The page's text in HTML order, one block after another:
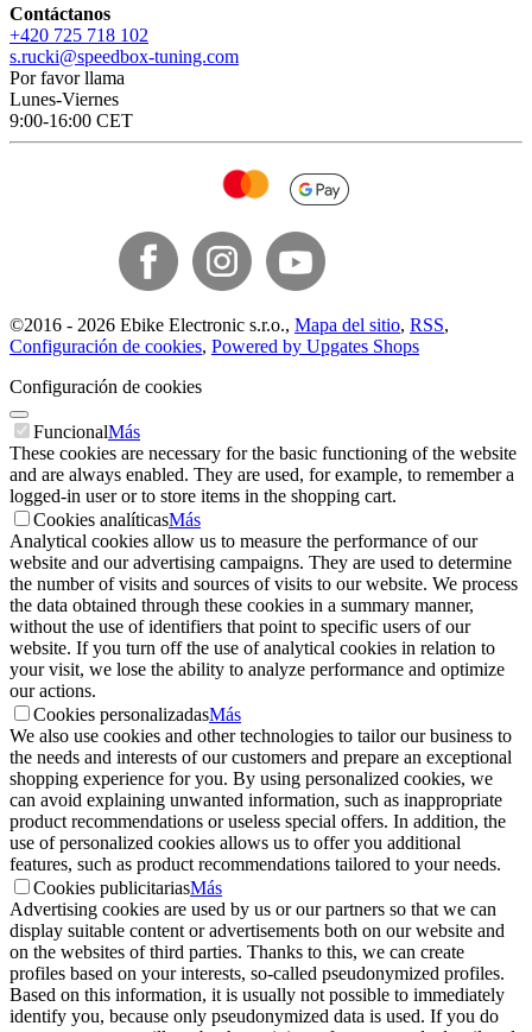
Contáctanos
+420 725 718 102
s.rucki@speedbox-tuning.com
Por favor llama
Lunes-Viernes
9:00-16:00 CET
©2016 - 2026 Ebike Electronic s.r.o., Mapa del sitio, RSS,
Configuración de cookies, Powered by Upgates Shops
Configuración de cookies
FuncionalMás
These cookies are necessary for the basic functioning of the website
and are always enabled. They are used, for example, to remember a
logged-in user or to store items in the shopping cart.
Cookies analíticasMás
Analytical cookies allow us to measure the performance of our
website and our advertising campaigns. They are used to determine
the number of visits and sources of visits to our website. We process
the data obtained through these cookies in a summary manner,
without the use of identifiers that point to specific users of our
website. If you turn off the use of analytical cookies in relation to
your visit, we lose the ability to analyze performance and optimize
our actions.
Cookies personalizadasMás
We also use cookies and other technologies to tailor our business to
the needs and interests of our customers and prepare an exceptional
shopping experience for you. By using personalized cookies, we
can avoid explaining unwanted information, such as inappropriate
product recommendations or useless special offers. In addition, the
use of personalized cookies allows us to offer you additional
features, such as product recommendations tailored to your needs.
Cookies publicitariasMás
Advertising cookies are used by us or our partners so that we can
display suitable content or advertisements both on our website and
on the websites of third parties. Thanks to this, we can create
profiles based on your interests, so-called pseudonymized profiles.
Based on this information, it is usually not possible to immediately
identify you, because only pseudonymized data is used. If you do